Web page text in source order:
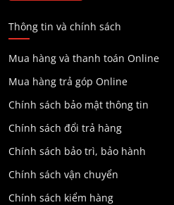
Thông tin và chính sách
Mua hàng và thanh toán Online
Mua hàng trả góp Online
Chính sách bảo mật thông tin
Chính sách đổi trả hàng
Chính sách bảo trì, bảo hành
Chính sách vận chuyển
Chính sách kiểm hàng